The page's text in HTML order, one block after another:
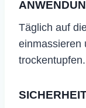
​Täglich auf
einmassieren
trockentupfen.